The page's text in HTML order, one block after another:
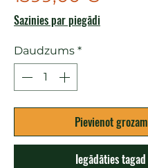
Sazinies par piegādi
Daudzums *
Pievienot grozam
Iegādāties tagad